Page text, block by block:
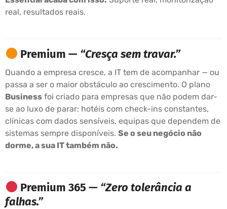
real, resultados reais.
Premium — “Cresça sem travar.”
Quando a empresa cresce, a IT tem de acompanhar — ou
passa a ser o maior obstáculo ao crescimento. O plano
Business foi criado para empresas que não podem dar-
se ao luxo de parar: hotéis com check-ins constantes,
clínicas com dados sensíveis, equipas que dependem de
sistemas sempre disponíveis. Se o seu negócio não
dorme, a sua IT também não.
Premium 365 — “Zero tolerância a
falhas.”